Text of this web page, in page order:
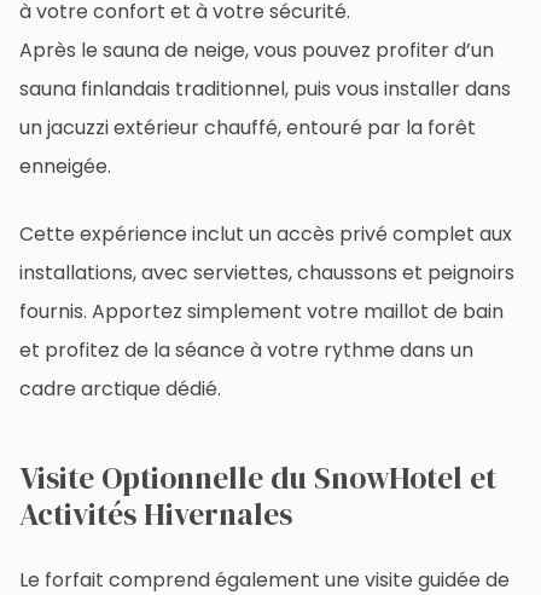
à votre confort et à votre sécurité.
Après le sauna de neige, vous pouvez profiter d’un
sauna finlandais traditionnel, puis vous installer dans
un jacuzzi extérieur chauffé, entouré par la forêt
enneigée.
Cette expérience inclut un accès privé complet aux
installations, avec serviettes, chaussons et peignoirs
fournis. Apportez simplement votre maillot de bain
et profitez de la séance à votre rythme dans un
cadre arctique dédié.
Visite Optionnelle du SnowHotel et
Activités Hivernales
Le forfait comprend également une visite guidée de